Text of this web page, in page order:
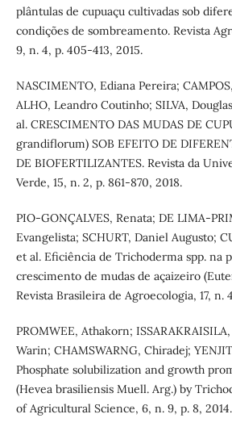
plântulas de cupuaçu cultivadas sob
condições de sombreamento. Revista
9, n. 4, p. 405-413, 2015.
NASCIMENTO, Ediana Pereira;
ALHO, Leandro Coutinho; SILVA,
al. CRESCIMENTO DAS MUDAS DE
grandiflorum) SOB EFEITO DE
DE BIOFERTILIZANTES. Revista da
Verde, 15, n. 2, p. 861-870, 2018.
PIO-GONÇALVES, Renata; DE LIMA-
Evangelista; SCHURT, Daniel Augusto;
et al. Eficiência de Trichoderma spp. na
crescimento de mudas de açaizeiro
Revista Brasileira de Agroecologia, 17, n.
PROMWEE, Athakorn;
Warin; CHAMSWARNG, Chiradej;
Phosphate solubilization and growth
(Hevea brasiliensis Muell. Arg.) by
of Agricultural Science, 6, n. 9, p. 8, 2014.